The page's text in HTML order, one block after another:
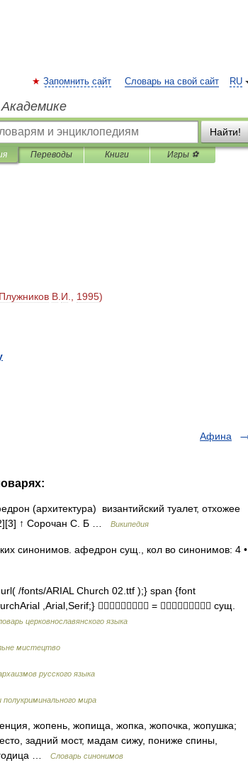
RU
Запомнить сайт Словарь на свой сайт
Найти!
Переводы Книги Игры ⚽
Плужников В И 1995)
Афина
(архитектура) византийский туалет, отхожее
↑ Сорочан С. Б …
Википедия
синонимов. афедрон сущ., кол во синонимов: 4 •
/fonts/ARIAL Church 02.ttf );} span {font
,Arial,Serif;}  =  сущ.
церковнославянского языка
мистецтво
русского языка
полукриминального мира
жопень, жопища, жопка, жопочка, жопушка;
задний мост, мадам сижу, пониже спины,
…
Словарь синонимов